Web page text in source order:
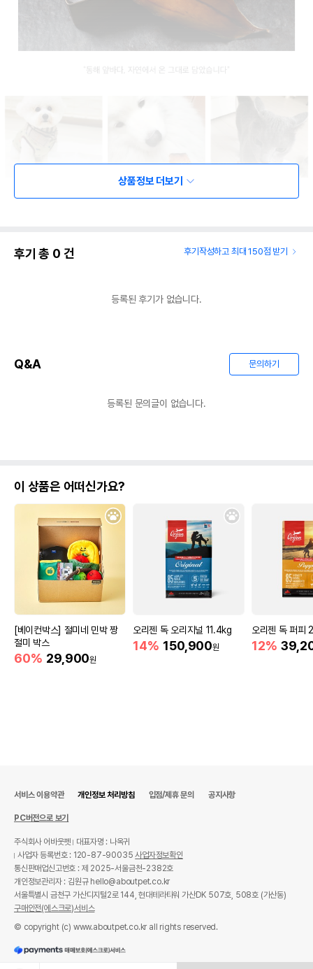
상품정보 더보기
후기 총 0 건 후기작성하고 최대 150점 받기
등록된 후기가 없습니다.
Q&A 문의하기
등록된 문의글이 없습니다.
이 상품은 어떠신가요?
[베이컨박스] 절미네 민박 짱
절미 박스
60% 29,900원
오리젠 독 오리지널 11.4kg
14% 150,900원
오리젠 독 퍼피
12%
서비스 이용약관 개인정보 처리방침 입점/제휴 문의 공지사항
PC버전으로 보기
주식회사 어바웃펫
대표자명 : 나옥귀
사업자 등록번호 : 120-87-90035사업자정보확인
통신판매업신고번호 : 제 2025-서울금천-2382호
개인정보관리자 : 김원규 hello@aboutpet.co.kr
서울특별시 금천구 가산디지털2로 144, 현대테라타워 가산DK 507호, 508호 (가산동)
구매안전(에스크로)서비스
© copyright (c) www.aboutpet.co.kr all rights reserved.